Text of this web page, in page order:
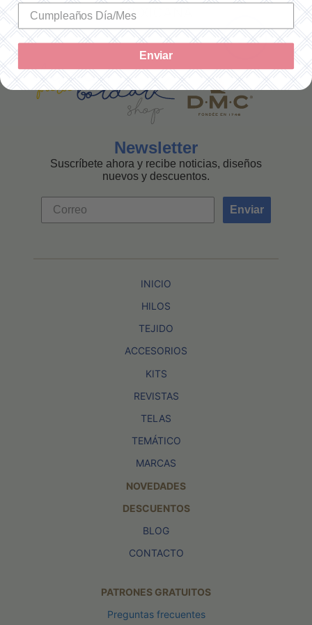
MEXICANA
Newsletter
Suscríbete ahora y recibe noticias, diseños
nuevos y descuentos.
Enviar
INICIO
HILOS
TEJIDO
ACCESORIOS
KITS
REVISTAS
TELAS
TEMÁTICO
MARCAS
NOVEDADES
DESCUENTOS
BLOG
CONTACTO
PATRONES GRATUITOS
Preguntas frecuentes
Enviar